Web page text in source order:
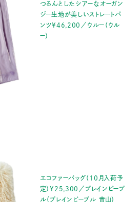
つるんとしたシアーなオーガン
ジー生地が美しいストレートパ
ンツ¥46,200／ウルー（ウル
ー）
エコファーバッグ（10月入荷予
定）¥25,300／プレインピープ
ル（プレインピープル 青山）